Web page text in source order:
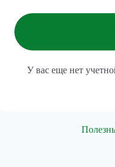
У вас еще нет